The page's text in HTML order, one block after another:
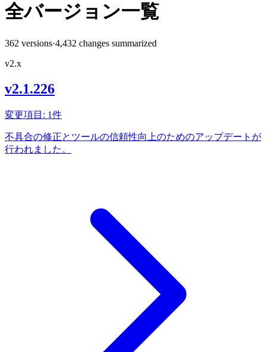
全バージョン一覧
362 versions·4,432 changes summarized
v2.x
v2.1.226
変更項目: 1件
不具合の修正とツールの信頼性向上のためのアップデートが
行われました。